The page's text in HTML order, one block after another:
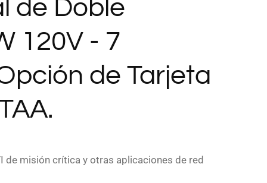
de Doble
120V - 7
de Tarjeta
misión crítica y otras aplicaciones de red